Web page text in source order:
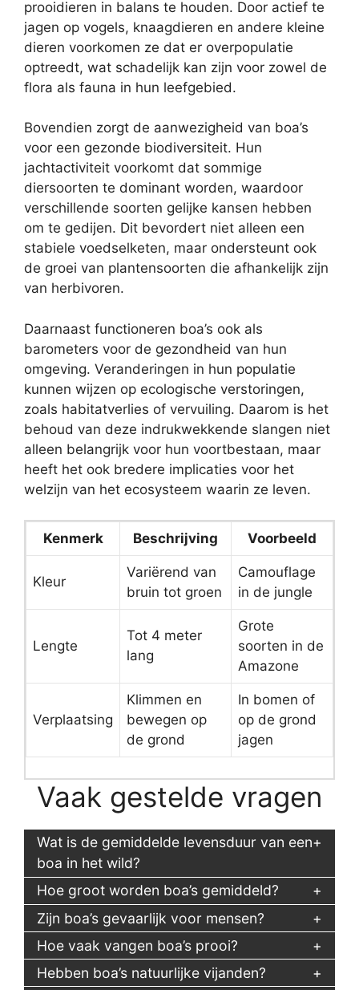
prooidieren in balans te houden. Door actief te
jagen op vogels, knaagdieren en andere kleine
dieren voorkomen ze dat er overpopulatie
optreedt, wat schadelijk kan zijn voor zowel de
flora als fauna in hun leefgebied.
Bovendien zorgt de aanwezigheid van boa’s
voor een gezonde biodiversiteit. Hun
jachtactiviteit voorkomt dat sommige
diersoorten te dominant worden, waardoor
verschillende soorten gelijke kansen hebben
om te gedijen. Dit bevordert niet alleen een
stabiele voedselketen, maar ondersteunt ook
de groei van plantensoorten die afhankelijk zijn
van herbivoren.
Daarnaast functioneren boa’s ook als
barometers voor de gezondheid van hun
omgeving. Veranderingen in hun populatie
kunnen wijzen op ecologische verstoringen,
zoals habitatverlies of vervuiling. Daarom is het
behoud van deze indrukwekkende slangen niet
alleen belangrijk voor hun voortbestaan, maar
heeft het ook bredere implicaties voor het
welzijn van het ecosysteem waarin ze leven.
Kenmerk Beschrijving Voorbeeld
Kleur
Variërend van
bruin tot groen
Camouflage
in de jungle
Lengte
Tot 4 meter
lang
Grote
soorten in de
Amazone
Verplaatsing
Klimmen en
bewegen op
de grond
In bomen of
op de grond
jagen
Vaak gestelde vragen
Wat is de gemiddelde levensduur van een
boa in het wild?
Hoe groot worden boa’s gemiddeld?
Zijn boa’s gevaarlijk voor mensen?
Hoe vaak vangen boa’s prooi?
Hebben boa’s natuurlijke vijanden?